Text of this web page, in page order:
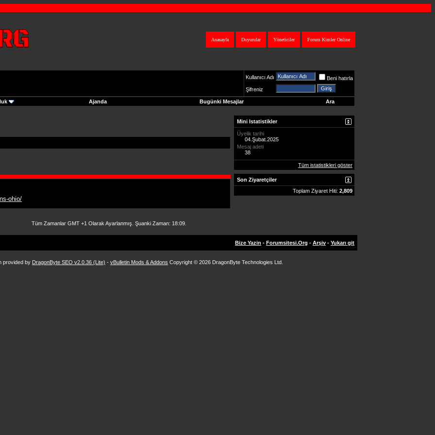
Forum Kimler Online
Yöneticiler
Duyurular
Anasayfa
Kullanıcı Adı
Beni hatırla
Şifreniz
Ajanda Bugünki Mesajlar Ara
ohio/
Mini Istatistikler
Üyelik tarihi
04.Şubat.2025
Mesaj adeti
38
Tüm istatistikleri göster
Son Ziyaretçiler
Toplam Ziyaret Hiti: 2,809
Tüm Zamanlar GMT +1 Olarak Ayarlanmış. Şuanki Zaman: 18:09.
Bize Yazin - Forumsitesi.Org - Arşiv - Yukarı git
provided by DragonByte SEO v2.0.36 (Lite) - vBulletin Mods & Addons Copyright © 2026 DragonByte Technologies Ltd.